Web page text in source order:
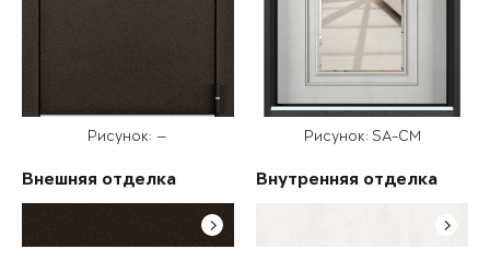
Рисунок: —
Внешняя отделка
Рисунок: SA-CM
Внутренняя отделка